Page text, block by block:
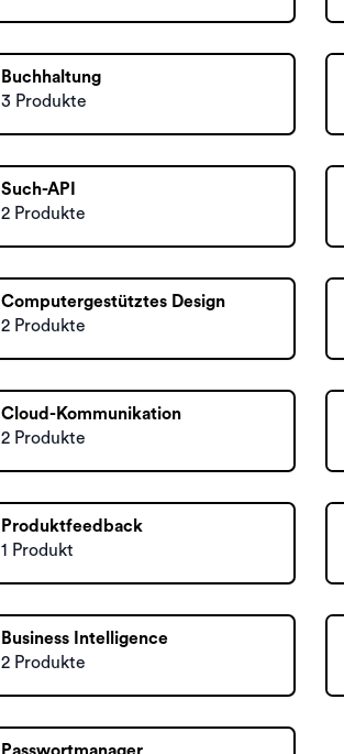
Buchhaltung
3 Produkte
Such-API
2 Produkte
Computergestütztes Design
2 Produkte
Cloud-Kommunikation
2 Produkte
Produktfeedback
1 Produkt
Business Intelligence
2 Produkte
Passwortmanager